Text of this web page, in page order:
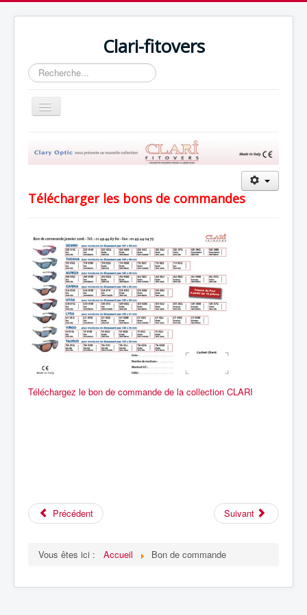
Clari-fitovers
Rechercher
Basculer
la
Collection
Technologie
Bon de commande
Contactez-nous
Catalogues
Télécharger les bons de commandes
Téléchargez le bon de commande de la collection CLARI
Précédent Suivant
Vous êtes ici : Accueil Bon de commande